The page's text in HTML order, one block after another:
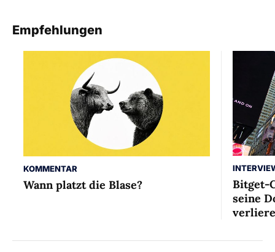
Empfehlungen
KOMMENTAR
Wann platzt die Blase?
Bitget-
seine